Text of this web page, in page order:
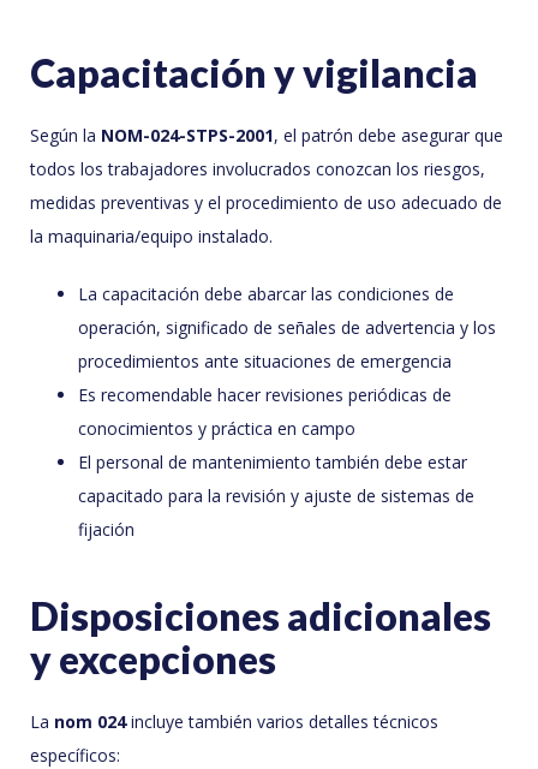
Capacitación y vigilancia
Según la NOM-024-STPS-2001, el patrón debe asegurar que
todos los trabajadores involucrados conozcan los riesgos,
medidas preventivas y el procedimiento de uso adecuado de
la maquinaria/equipo instalado.
La capacitación debe abarcar las condiciones de
operación, significado de señales de advertencia y los
procedimientos ante situaciones de emergencia
Es recomendable hacer revisiones periódicas de
conocimientos y práctica en campo
El personal de mantenimiento también debe estar
capacitado para la revisión y ajuste de sistemas de
fijación
Disposiciones adicionales
y excepciones
La nom 024incluye también varios detalles técnicos
específicos: